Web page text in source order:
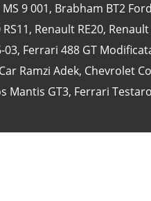
9 001, Brabham BT2
, Renault RE20, Renault
03, Ferrari 488 GT
Ramzi Adek, Chevrolet
Mantis GT3, Ferrari